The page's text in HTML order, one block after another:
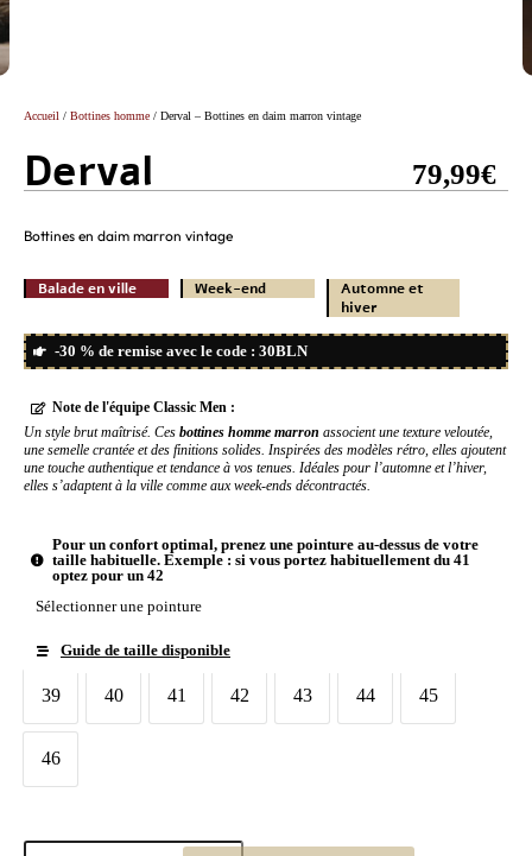
Accueil / Bottines homme / Derval – Bottines en daim marron vintage
Derval 79,99€
Bottines en daim marron vintage
Balade en ville Week-end
Automne et
hiver
-30 % de remise avec le code : 30BLN
Note de l'équipe Classic Men :
Un style brut maîtrisé. Ces bottines homme marron associent une texture veloutée,
une semelle crantée et des finitions solides. Inspirées des modèles rétro, elles ajoutent
une touche authentique et tendance à vos tenues. Idéales pour l’automne et l’hiver,
elles s’adaptent à la ville comme aux week-ends décontractés.
Pour un confort optimal, prenez une pointure au-dessus de votre
taille habituelle. Exemple : si vous portez habituellement du 41
optez pour un 42
Sélectionner une pointure
Guide de taille disponible
Taille chaussures
39
39 40
40 41
41 42
42 43
43 44
44 45
45
46
46